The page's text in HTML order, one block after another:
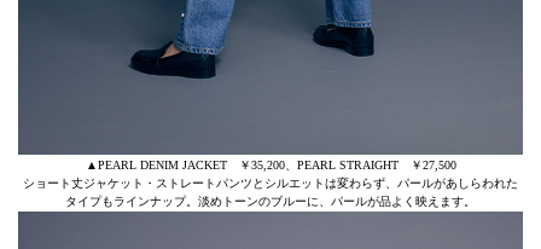
▲PEARL DENIM JACKET ￥35,200、PEARL STRAIGHT ￥27,500
ショート丈ジャケット・ストレートパンツとシルエットは変わらず、パールがあしらわれた
タイプもラインナップ。淡めトーンのブルーに、パールが品よく映えます。